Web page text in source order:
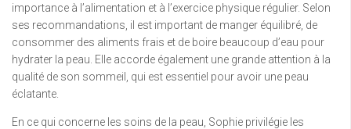
importance à l’alimentation et à l’exercice physique régulier. Selon
ses recommandations, il est important de manger équilibré, de
consommer des aliments frais et de boire beaucoup d’eau pour
hydrater la peau. Elle accorde également une grande attention à la
qualité de son sommeil, qui est essentiel pour avoir une peau
éclatante.
En ce qui concerne les soins de la peau, Sophie privilégie les